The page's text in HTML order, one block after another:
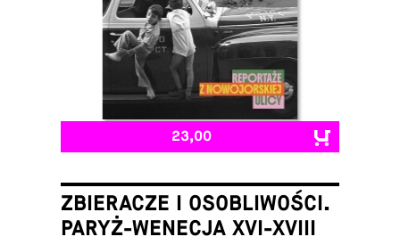
23,00
ZBIERACZE I OSOBLIWOŚCI.
PARYŻ-WENECJA XVI-XVIII